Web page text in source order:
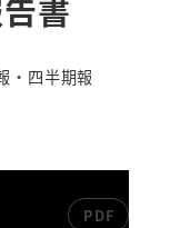
書
ー
・四半期報